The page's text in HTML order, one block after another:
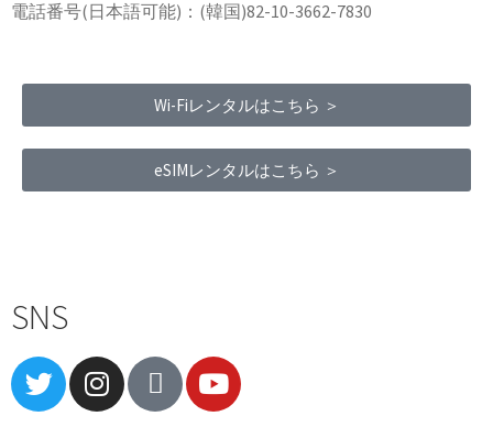
電話番号(日本語可能)：(韓国)82-10-3662-7830
Wi-Fiレンタルはこちら ＞
eSIMレンタルはこちら ＞
SNS